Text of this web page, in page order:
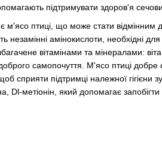
підтримувати здоров'я
птиці, що може стати відмінним
незамінні амінокислоти, необхідні
вітамінами та мінералами:
самопочуття. М'ясо птиці добре
підтримці належної гігієни
Dl-метіонін, який допомагає